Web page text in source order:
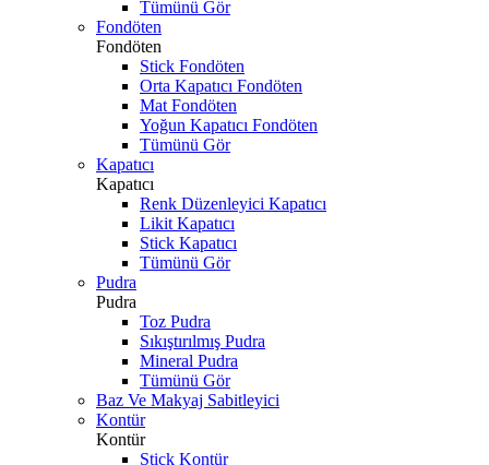
Tümünü Gör
Fondöten
Fondöten
Stick Fondöten
Orta Kapatıcı Fondöten
Mat Fondöten
Yoğun Kapatıcı Fondöten
Tümünü Gör
Kapatıcı
Kapatıcı
Renk Düzenleyici Kapatıcı
Likit Kapatıcı
Stick Kapatıcı
Tümünü Gör
Pudra
Pudra
Toz Pudra
Sıkıştırılmış Pudra
Mineral Pudra
Tümünü Gör
Baz Ve Makyaj Sabitleyici
Kontür
Kontür
Stick Kontür